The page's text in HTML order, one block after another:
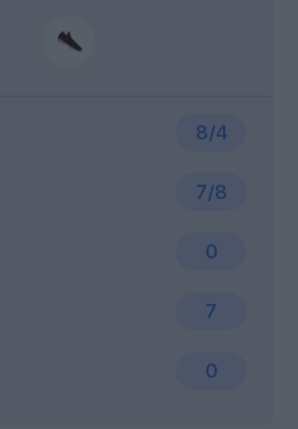
8/4
7
7/8
0
0